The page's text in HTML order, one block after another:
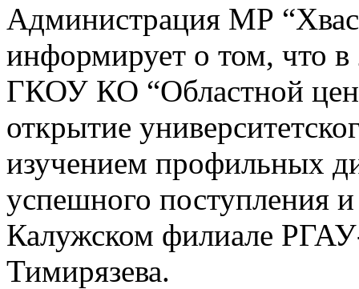
Администрация МР
информирует о том, что
ГКОУ КО “Областной
открытие
изучением профильных
успешного поступления
Калужском филиале
Тимирязева.